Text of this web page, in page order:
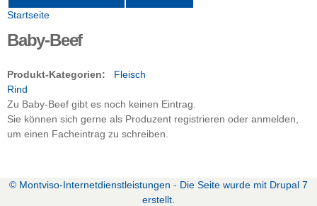
Sie sind hier
Startseite
Baby-Beef
Produkt-Kategorien:
Fleisch
Rind
Zu Baby-Beef gibt es noch keinen Eintrag.
Sie können sich gerne als Produzent registrieren oder anmelden,
um einen Facheintrag zu schreiben.
© Montviso-Internetdienstleistungen - Die Seite wurde mit Drupal 7
erstellt.